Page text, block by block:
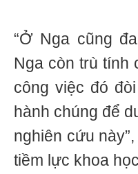
“Ở Nga cũng
Nga còn trù tính
công việc đó
hành chúng để
nghiên cứu
tiềm lực khoa